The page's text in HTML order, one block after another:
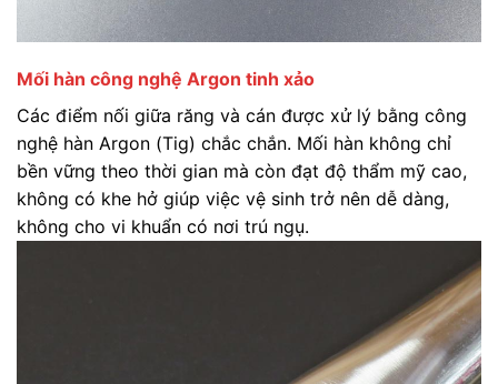
Mối hàn công nghệ Argon tinh xảo
Các điểm nối giữa răng và cán được xử lý bằng công
nghệ hàn Argon (Tig) chắc chắn. Mối hàn không chỉ
bền vững theo thời gian mà còn đạt độ thẩm mỹ cao,
không có khe hở giúp việc vệ sinh trở nên dễ dàng,
không cho vi khuẩn có nơi trú ngụ.